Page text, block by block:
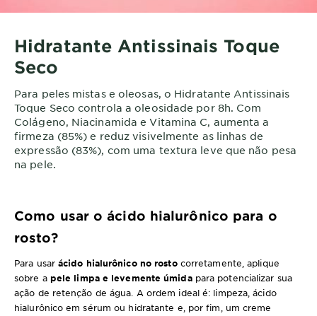
Hidratante Antissinais Toque
Seco
Para peles mistas e oleosas, o Hidratante Antissinais
Toque Seco controla a oleosidade por 8h. Com
Colágeno, Niacinamida e Vitamina C, aumenta a
firmeza (85%) e reduz visivelmente as linhas de
expressão (83%), com uma textura leve que não pesa
na pele.
Como usar o ácido hialurônico para o
rosto?
Para usar ácido hialurônico no rostocorretamente, aplique
sobre a pele limpa e levemente úmidapara potencializar sua
ação de retenção de água. A ordem ideal é: limpeza, ácido
hialurônico em sérum ou hidratante e, por fim, um creme